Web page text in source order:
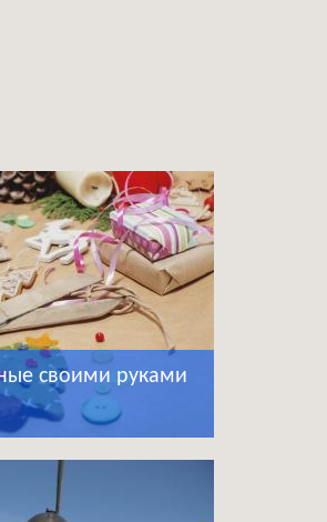
своими руками